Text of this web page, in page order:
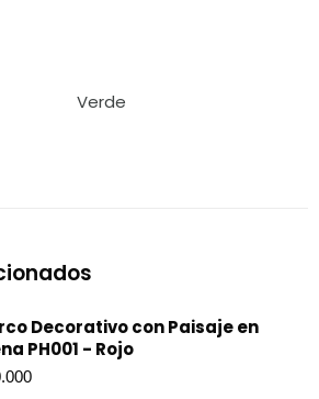
Verde
Decorativo con Paisaje en
PH001 - Rojo